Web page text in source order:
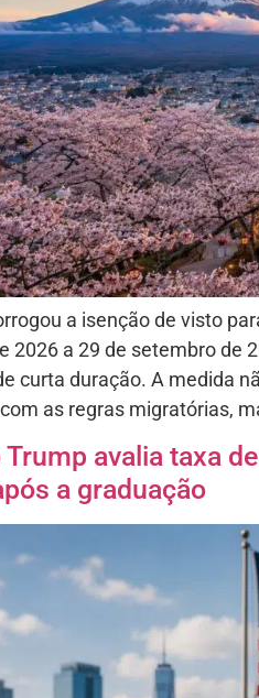
a isenção de visto
2026 a 29 de setembro de
curta duração. A medida
as regras migratórias,
Trump avalia taxa
a graduação